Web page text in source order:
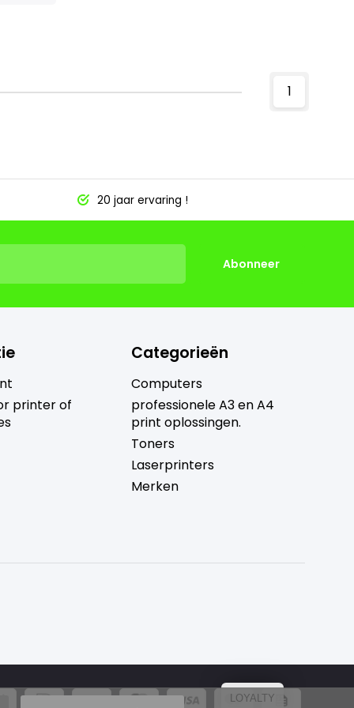
1
20 jaar ervaring !
Abonneer
printer of
Categorieën
Computers
professionele A3 en A4
print oplossingen.
Toners
Laserprinters
Merken
LOYALTY